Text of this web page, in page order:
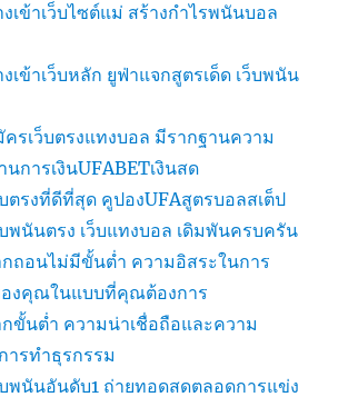
เข้าเว็บไซต์แม่ สร้างกำไรพนันบอล
เข้าเว็บหลัก ยูฟ่าแจกสูตรเด็ด เว็บพนัน
รเว็บตรงแทงบอล มีรากฐานความ
การเงินUFABETเงินสด
ตรงที่ดีที่สุด คูปองUFAสูตรบอลสเต็ป
พนันตรง เว็บแทงบอล เดิมพันครบครัน
กถอนไม่มีขั้นต่ำ ความอิสระในการ
องคุณในแบบที่คุณต้องการ
กขั้นต่ำ ความน่าเชื่อถือและความ
ารทำธุรกรรม
บพนันอันดับ1 ถ่ายทอดสดตลอดการแข่ง